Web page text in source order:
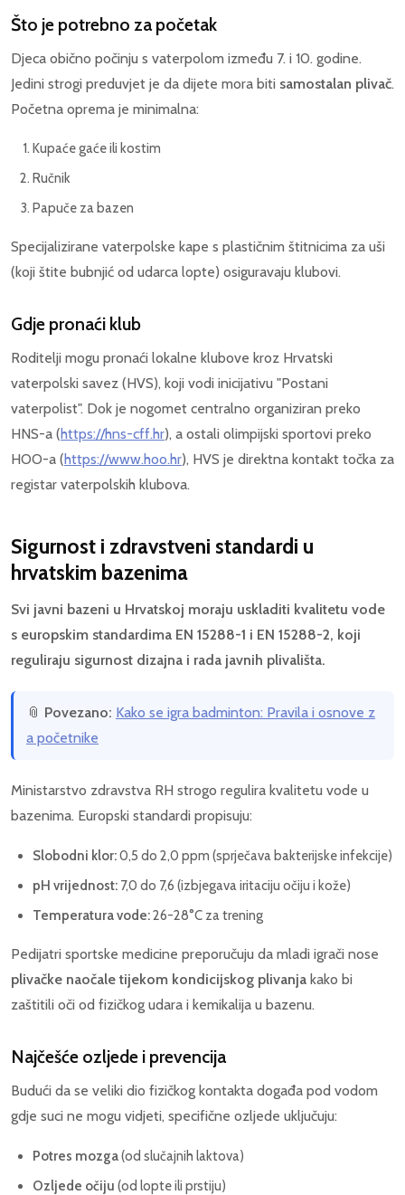
Što je potrebno za početak
Djeca obično počinju s vaterpolom između 7. i 10. godine.
Jedini strogi preduvjet je da dijete mora biti samostalan plivač.
Početna oprema je minimalna:
Kupaće gaće ili kostim
Ručnik
Papuče za bazen
Specijalizirane vaterpolske kape s plastičnim štitnicima za uši
(koji štite bubnjić od udarca lopte) osiguravaju klubovi.
Gdje pronaći klub
Roditelji mogu pronaći lokalne klubove kroz Hrvatski
vaterpolski savez (HVS), koji vodi inicijativu "Postani
vaterpolist". Dok je nogomet centralno organiziran preko
HNS-a (https://hns-cff.hr), a ostali olimpijski sportovi preko
HOO-a (https://www.hoo.hr), HVS je direktna kontakt točka za
registar vaterpolskih klubova.
Sigurnost i zdravstveni standardi u
hrvatskim bazenima
Svi javni bazeni u Hrvatskoj moraju uskladiti kvalitetu vode
s europskim standardima EN 15288-1 i EN 15288-2, koji
reguliraju sigurnost dizajna i rada javnih plivališta.
📎 Povezano: Kako se igra badminton: Pravila i osnove z
a početnike
Ministarstvo zdravstva RH strogo regulira kvalitetu vode u
bazenima. Europski standardi propisuju:
Slobodni klor:0,5 do 2,0 ppm (sprječava bakterijske infekcije)
pH vrijednost: 7,0 do 7,6 (izbjegava iritaciju očiju i kože)
Temperatura vode:26-28°C za trening
Pedijatri sportske medicine preporučuju da mladi igrači nose
plivačke naočale tijekom kondicijskog plivanja kako bi
zaštitili oči od fizičkog udara i kemikalija u bazenu.
Najčešće ozljede i prevencija
Budući da se veliki dio fizičkog kontakta događa pod vodom
gdje suci ne mogu vidjeti, specifične ozljede uključuju:
Potres mozga(od slučajnih laktova)
Ozljede očiju (od lopte ili prstiju)